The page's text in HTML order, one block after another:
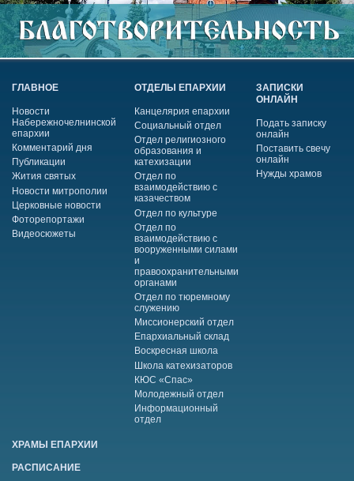
ГЛАВНОЕ
Новости
Набережночелнинской
епархии
Комментарий дня
Публикации
Жития святых
Новости митрополии
Церковные новости
Фоторепортажи
Видеосюжеты
ОТДЕЛЫ ЕПАРХИИ
Канцелярия епархии
Социальный отдел
Отдел религиозного
образования и
катехизации
Отдел по
взаимодействию с
казачеством
Отдел по культуре
Отдел по
взаимодействию с
вооруженными силами
и
правоохранительными
органами
Отдел по тюремному
служению
Миссионерский отдел
Епархиальный склад
Воскресная школа
Школа катехизаторов
КЮС «Спас»
Молодежный отдел
Информационный
отдел
ЗАПИСКИ
ОНЛАЙН
Подать записку
онлайн
Поставить свечу
онлайн
Нужды храмов
ХРАМЫ ЕПАРХИИ
РАСПИСАНИЕ